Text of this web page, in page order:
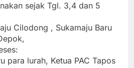
sejak Tgl. 3,4 dan 5
Cilodong , Sukamaju Baru
para lurah, Ketua PAC Tapos